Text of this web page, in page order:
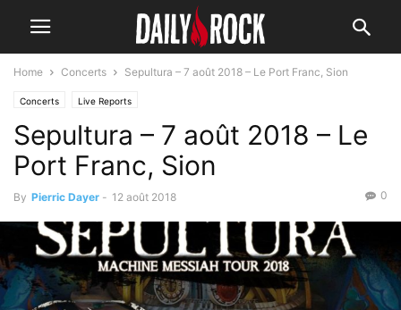
Home Concerts Sepultura – 7 août 2018 – Le Port Franc, Sion
Concerts Live Reports
Sepultura – 7 août 2018 – Le
Port Franc, Sion
By Pierric Dayer - 12 août 2018 0